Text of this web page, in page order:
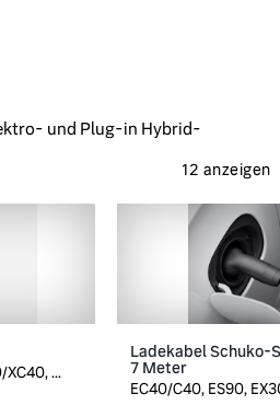
und Plug-in Hybrid-
12 anzeigen
XC40, ...
Ladekabel Schuko-
7 Meter
EC40/C40, ES90,